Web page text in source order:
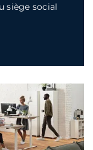
siège social